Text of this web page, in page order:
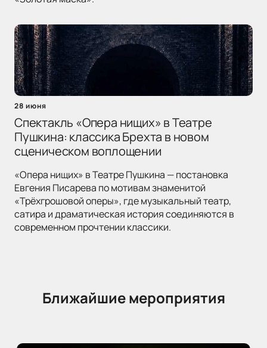
28 июня
Спектакль «Опера нищих» в Театре
Пушкина: классика Брехта в новом
сценическом воплощении
«Опера нищих» в Театре Пушкина — постановка
Евгения Писарева по мотивам знаменитой
«Трёхгрошовой оперы», где музыкальный театр,
сатира и драматическая история соединяются в
современном прочтении классики.
Ближайшие мероприятия